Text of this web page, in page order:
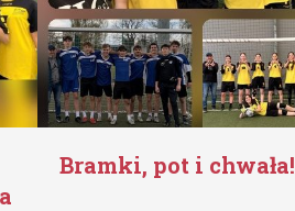
Bramki, pot i chwała!